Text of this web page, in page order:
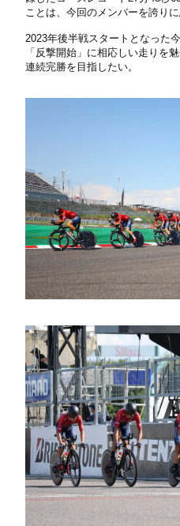
ことは、今回のメンバーを誇りに
2023年後半戦スタートとなった
「反撃開始」に相応しい走りを
連続完勝を目指したい。